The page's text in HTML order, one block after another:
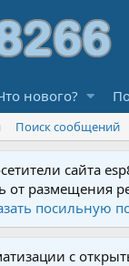
нового?
Поиск сообщений
сайта
от размещения
посильную
с